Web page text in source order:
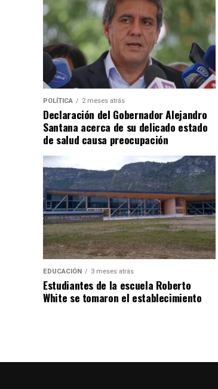
POLÍTICA 2 meses atrás
Declaración del Gobernador Alejandro
Santana acerca de su delicado estado
de salud causa preocupación
EDUCACIÓN 3 meses atrás
Estudiantes de la escuela Roberto
White se tomaron el establecimiento